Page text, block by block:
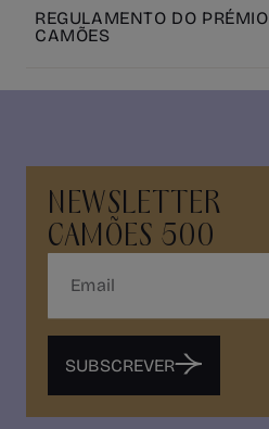
REGULAMENTO DO
CAMÕES
NEWSLETTER
CAMÕES 500
SUBSCREVER